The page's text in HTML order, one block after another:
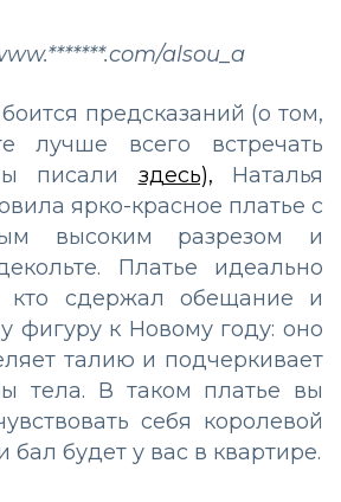
alsou_a
предсказаний (о том,
лучше всего встречать
писали здесь), Наталья
ярко-красное платье с
высоким разрезом и
Платье идеально
кто сдержал обещание и
фигуру к Новому году: оно
талию и подчеркивает
тела. В таком платье вы
себя королевой
бал будет у вас в квартире.